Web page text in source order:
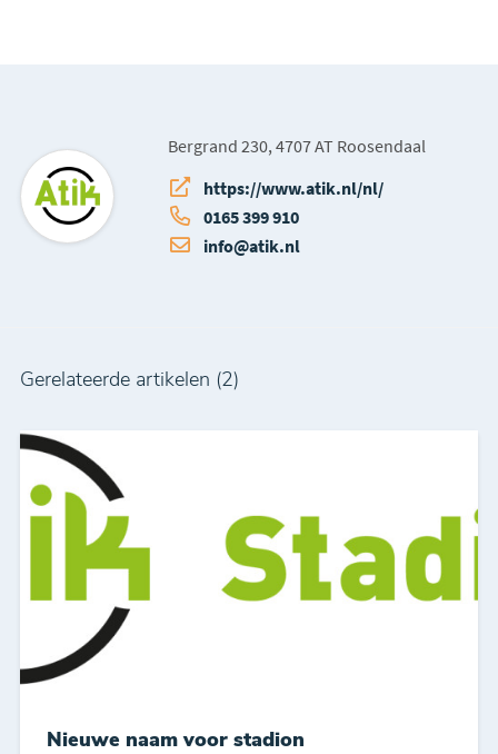
Bergrand 230, 4707 AT Roosendaal
https://www.atik.nl/nl/
0165 399 910
info@atik.nl
Gerelateerde artikelen (2)
Nieuwe naam voor stadion